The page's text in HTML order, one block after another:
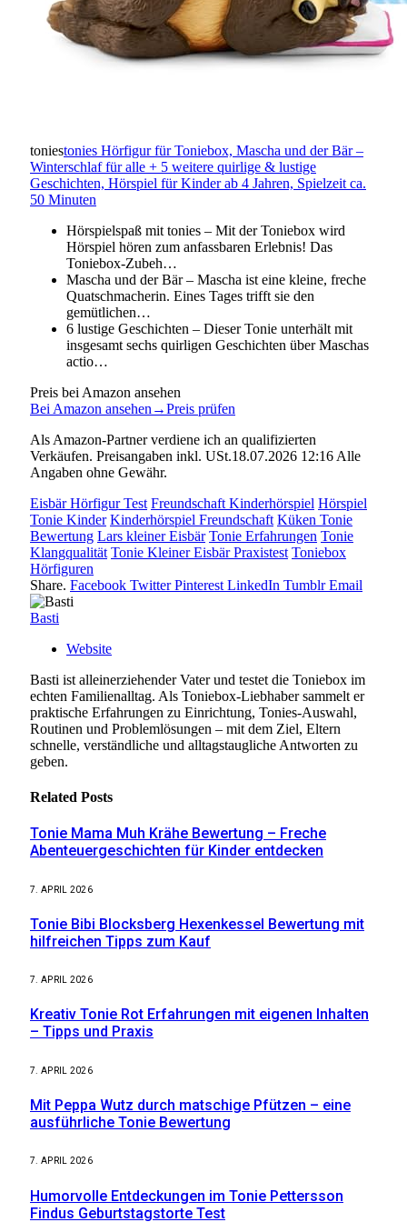
toniestonies Hörfigur für Toniebox, Mascha und der Bär –
Winterschlaf für alle + 5 weitere quirlige & lustige
Geschichten, Hörspiel für Kinder ab 4 Jahren, Spielzeit ca.
50 Minuten
Hörspielspaß mit tonies – Mit der Toniebox wird
Hörspiel hören zum anfassbaren Erlebnis! Das
Toniebox-Zubeh…
Mascha und der Bär – Mascha ist eine kleine, freche
Quatschmacherin. Eines Tages trifft sie den
gemütlichen…
6 lustige Geschichten – Dieser Tonie unterhält mit
insgesamt sechs quirligen Geschichten über Maschas
actio…
Preis bei Amazon ansehen
Bei Amazon ansehen →Preis prüfen
Als Amazon-Partner verdiene ich an qualifizierten
Verkäufen. Preisangaben inkl. USt.18.07.2026 12:16 Alle
Angaben ohne Gewähr.
Eisbär Hörfigur Test Freundschaft Kinderhörspiel Hörspiel
Tonie Kinder Kinderhörspiel Freundschaft Küken Tonie
Bewertung Lars kleiner Eisbär Tonie Erfahrungen Tonie
Klangqualität Tonie Kleiner Eisbär Praxistest Toniebox
Hörfiguren
Share. Facebook Twitter Pinterest LinkedIn Tumblr Email
Basti
Website
Basti ist alleinerziehender Vater und testet die Toniebox im
echten Familienalltag. Als Toniebox-Liebhaber sammelt er
praktische Erfahrungen zu Einrichtung, Tonies-Auswahl,
Routinen und Problemlösungen – mit dem Ziel, Eltern
schnelle, verständliche und alltagstaugliche Antworten zu
geben.
Related Posts
Tonie Mama Muh Krähe Bewertung – Freche
Abenteuergeschichten für Kinder entdecken
7. APRIL 2026
Tonie Bibi Blocksberg Hexenkessel Bewertung mit
hilfreichen Tipps zum Kauf
7. APRIL 2026
Kreativ Tonie Rot Erfahrungen mit eigenen Inhalten
– Tipps und Praxis
7. APRIL 2026
Mit Peppa Wutz durch matschige Pfützen – eine
ausführliche Tonie Bewertung
7. APRIL 2026
Humorvolle Entdeckungen im Tonie Pettersson
Findus Geburtstagstorte Test